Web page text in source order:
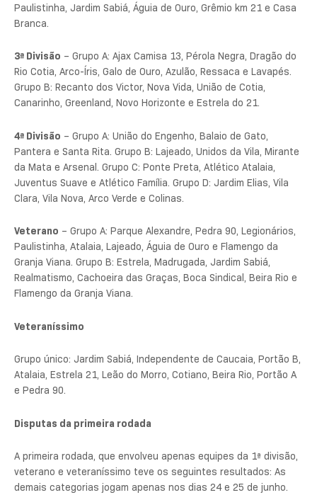
Paulistinha, Jardim Sabiá, Águia de Ouro, Grêmio km 21 e Casa
Branca.
3ª Divisão – Grupo A: Ajax Camisa 13, Pérola Negra, Dragão do
Rio Cotia, Arco-Íris, Galo de Ouro, Azulão, Ressaca e Lavapés.
Grupo B: Recanto dos Victor, Nova Vida, União de Cotia,
Canarinho, Greenland, Novo Horizonte e Estrela do 21.
4ª Divisão – Grupo A: União do Engenho, Balaio de Gato,
Pantera e Santa Rita. Grupo B: Lajeado, Unidos da Vila, Mirante
da Mata e Arsenal. Grupo C: Ponte Preta, Atlético Atalaia,
Juventus Suave e Atlético Família. Grupo D: Jardim Elias, Vila
Clara, Vila Nova, Arco Verde e Colinas.
Veterano – Grupo A: Parque Alexandre, Pedra 90, Legionários,
Paulistinha, Atalaia, Lajeado, Águia de Ouro e Flamengo da
Granja Viana. Grupo B: Estrela, Madrugada, Jardim Sabiá,
Realmatismo, Cachoeira das Graças, Boca Sindical, Beira Rio e
Flamengo da Granja Viana.
Veteraníssimo
Grupo único: Jardim Sabiá, Independente de Caucaia, Portão B,
Atalaia, Estrela 21, Leão do Morro, Cotiano, Beira Rio, Portão A
e Pedra 90.
Disputas da primeira rodada
A primeira rodada, que envolveu apenas equipes da 1ª divisão,
veterano e veteraníssimo teve os seguintes resultados: As
demais categorias jogam apenas nos dias 24 e 25 de junho.